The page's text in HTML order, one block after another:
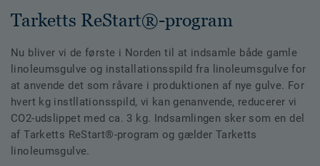
Tarketts ReStart®-program
Nu bliver vi de første i Norden til at indsamle både gamle
linoleumsgulve og installationsspild fra linoleumsgulve for
at anvende det som råvare i produktionen af nye gulve. For
hvert kg instllationsspild, vi kan genanvende, reducerer vi
CO2-udslippet med ca. 3 kg. Indsamlingen sker som en del
af Tarketts ReStart®-program og gælder Tarketts
linoleumsgulve.